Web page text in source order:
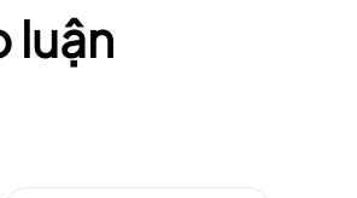
luận